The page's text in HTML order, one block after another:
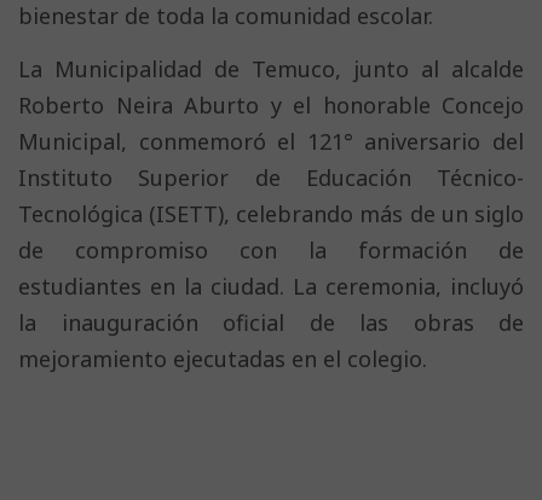
bienestar de toda la comunidad escolar.
La Municipalidad de Temuco, junto al alcalde
Roberto Neira Aburto y el honorable Concejo
Municipal, conmemoró el 121° aniversario del
Instituto Superior de Educación Técnico-
Tecnológica (ISETT), celebrando más de un siglo
de compromiso con la formación de
estudiantes en la ciudad. La ceremonia, incluyó
la inauguración oficial de las obras de
mejoramiento ejecutadas en el colegio.